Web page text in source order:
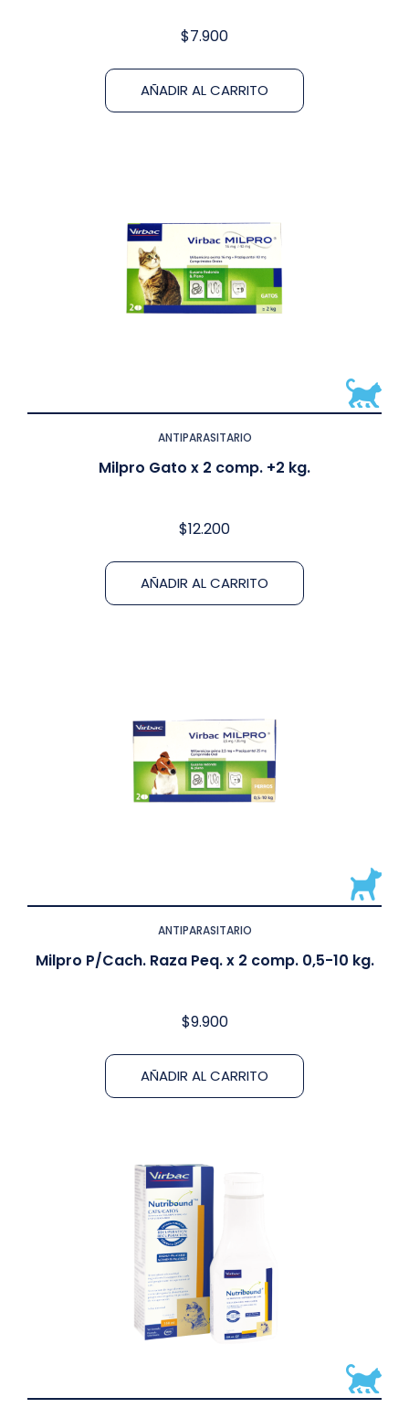
$7.900
AÑADIR AL CARRITO
ANTIPARASITARIO
Milpro Gato x 2 comp. +2 kg.
$12.200
AÑADIR AL CARRITO
ANTIPARASITARIO
Milpro P/Cach. Raza Peq. x 2 comp. 0,5-10 kg.
$9.900
AÑADIR AL CARRITO